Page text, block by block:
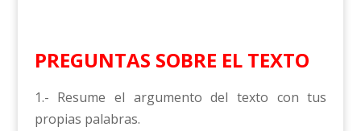
PREGUNTAS SOBRE EL TEXTO
1.- Resume el argumento del texto con tus
propias palabras.